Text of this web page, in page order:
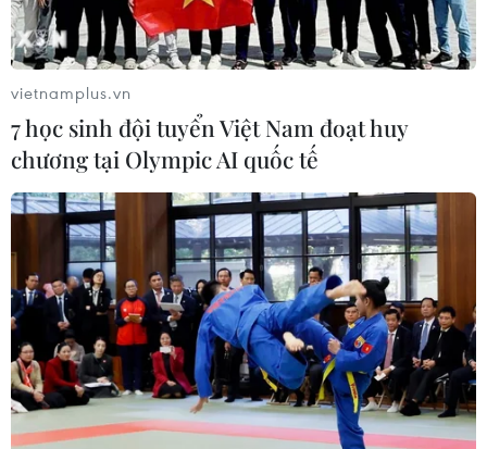
vietnamplus.vn
7 học sinh đội tuyển Việt Nam đoạt huy
chương tại Olympic AI quốc tế